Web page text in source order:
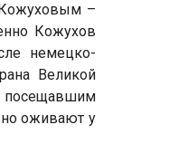
Кожуховым –
Кожухов
немецко-
Великой
оживают у